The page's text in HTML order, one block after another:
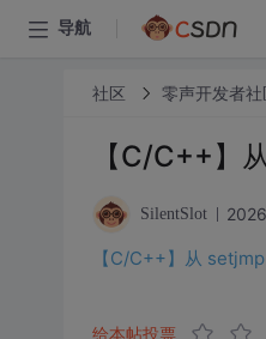
导航
社区 零声开发者社
【C/C++】
SilentSlot
【C/C++】从
给本帖投票